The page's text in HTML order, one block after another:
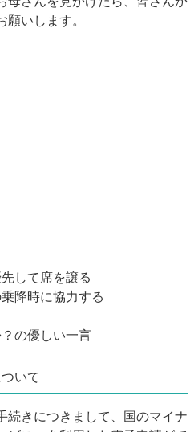
願いします。
して席を譲る
降時に協力する
の優しい一言
いて​
続きにつきまして、国のマイナ